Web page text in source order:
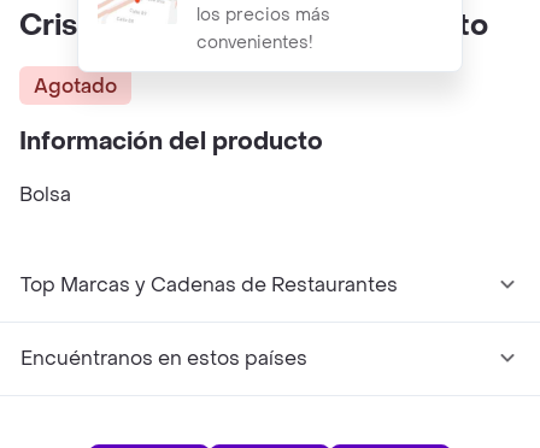
los precios más
convenientes!
Crispetas Dulces Y Saladas Exito
Agotado
Información del producto
Bolsa
Top Marcas y Cadenas de Restaurantes
Encuéntranos en estos países